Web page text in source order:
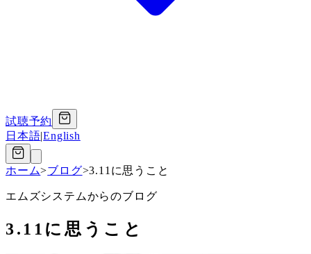
試聴予約
日本語|English
ホーム>ブログ>3.11に思うこと
エムズシステムからのブログ
3.11に思うこと